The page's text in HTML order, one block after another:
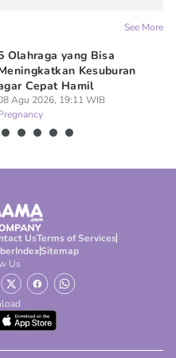
See More
Olahraga yang Bisa
Kesuburan
Cepat Hamil
Agu 2026, 19:11 WIB
UsTerms of Services
IndexSitemap
Us